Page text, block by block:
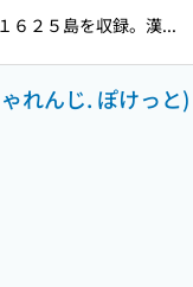
６２５島を収録。漢...
れんじ. ぽけっと)